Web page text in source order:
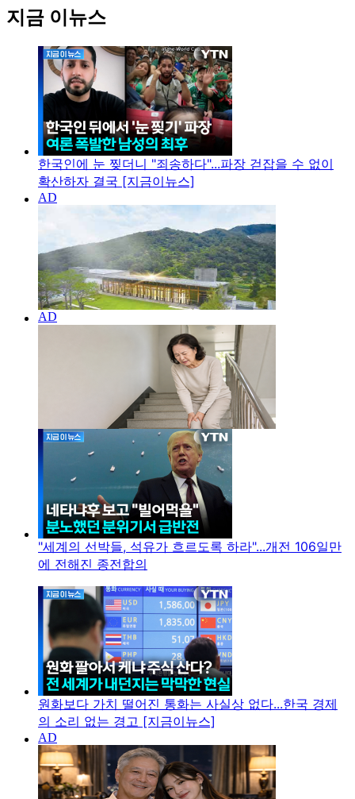
지금 이뉴스
한국인에 눈 찢더니 "죄송하다"...파장 걷잡을 수 없이
확산하자 결국 [지금이뉴스]
"세계의 선박들, 석유가 흐르도록 하라"...개전 106일만
에 전해진 종전합의
원화보다 가치 떨어진 통화는 사실상 없다...한국 경제
의 소리 없는 경고 [지금이뉴스]